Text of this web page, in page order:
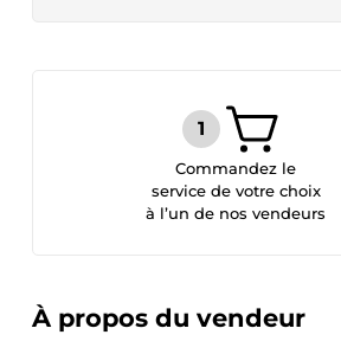
Commandez le
service de votre choix
à l’un de nos vendeurs
À propos du vendeur